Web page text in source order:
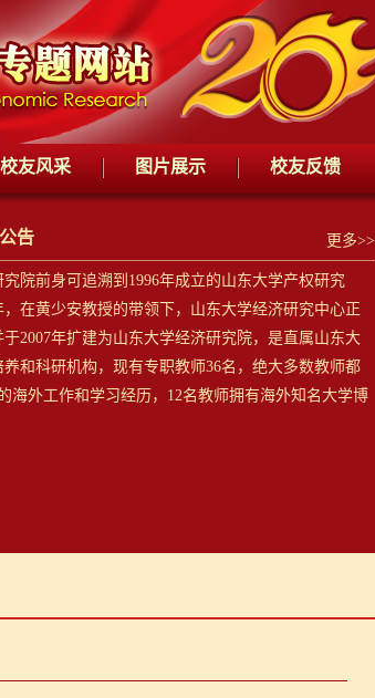
校友风采 图片展示 校友反馈
告 更多>>
前身可追溯到1996年成立的山东大学产权研究
，在黄少安教授的带领下，山东大学经济研究中心正
2007年扩建为山东大学经济研究院，是直属山东大
和科研机构，现有专职教师36名，绝大多数教师都
海外工作和学习经历，12名教师拥有海外知名大学博